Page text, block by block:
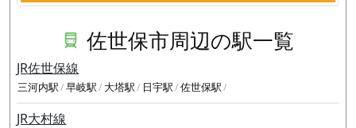
佐世保市周辺の駅一覧
JR佐世保線
三河内駅 早岐駅 大塔駅 日宇駅 佐世保駅
JR大村線